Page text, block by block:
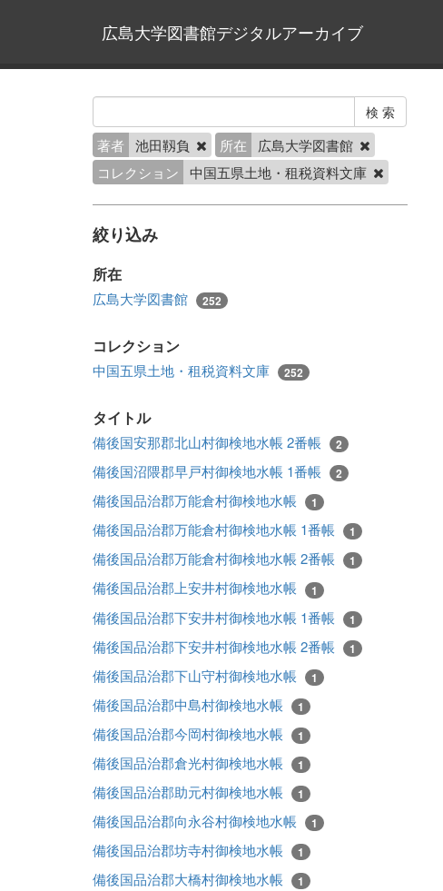
広島大学図書館デジタルアーカイブ
著者 池田靱負 所在
広島大学図書館
コレクション
中国五県土地・租税資料文庫
絞り込み
所在
広島大学図書館 252
コレクション
中国五県土地・租税資料文庫 252
タイトル
備後国安那郡北山村御検地水帳 2番帳 2
備後国沼隈郡早戸村御検地水帳 1番帳 2
備後国品治郡万能倉村御検地水帳 1
備後国品治郡万能倉村御検地水帳 1番帳 1
備後国品治郡万能倉村御検地水帳 2番帳 1
備後国品治郡上安井村御検地水帳 1
備後国品治郡下安井村御検地水帳 1番帳 1
備後国品治郡下安井村御検地水帳 2番帳 1
備後国品治郡下山守村御検地水帳 1
備後国品治郡中島村御検地水帳 1
備後国品治郡今岡村御検地水帳 1
備後国品治郡倉光村御検地水帳 1
備後国品治郡助元村御検地水帳 1
備後国品治郡向永谷村御検地水帳 1
備後国品治郡坊寺村御検地水帳 1
備後国品治郡大橋村御検地水帳 1